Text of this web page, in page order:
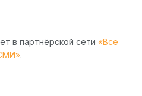
в партнёрской сети «Все
.